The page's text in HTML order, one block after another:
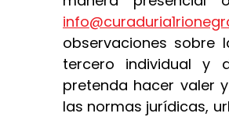
observaciones sobre
tercero individual y
pretenda hacer valer
las normas jurídicas,